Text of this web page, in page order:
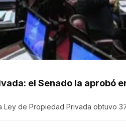
el Senado la aprobó
Ley de Propiedad Privada obtuvo